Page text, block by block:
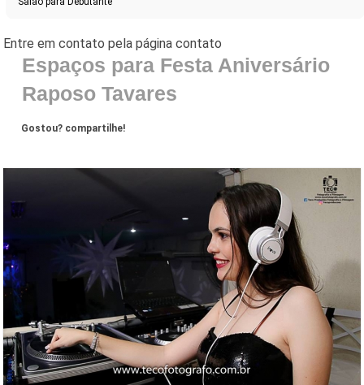
Espaços para Festa Aniversário
Raposo Tavares
Gostou? compartilhe!